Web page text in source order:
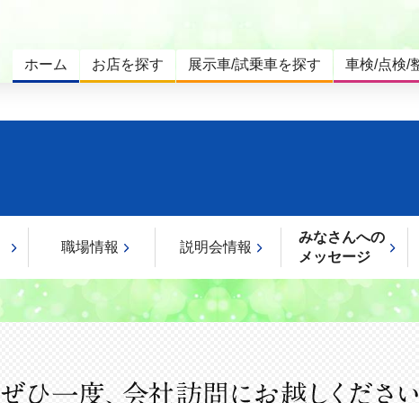
ホーム お店を探す 展示車/試乗車を探す 車検/点検/
職場情報 説明会情報
みなさんへの
メッセージ